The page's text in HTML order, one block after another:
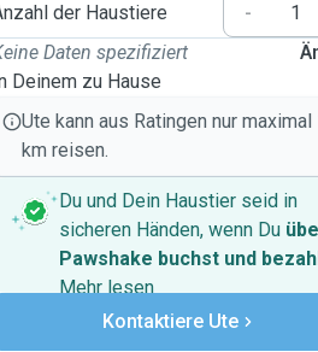
der Haustiere -
Daten spezifiziert
Deinem zu Hause
Ute kann aus Ratingen nur maximal
km reisen.
Du und Dein Haustier seid in
sicheren Händen, wenn Du
Pawshake buchst und
Mehr lesenSichere Zahlungen
Unterstützung, falls sich
Kontaktiere Ute